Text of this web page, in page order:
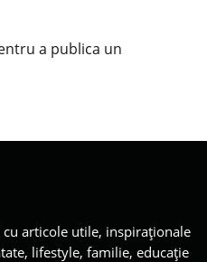
a publica un
articole utile, inspiraționale
lifestyle, familie, educație